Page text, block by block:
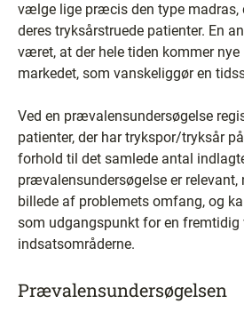
vælge lige præcis den type madras,
deres tryksårstruede patienter. En
været, at der hele tiden kommer nye
markedet, som vanskeliggør en
Ved en prævalensundersøgelse
patienter, der har trykspor/tryksår
forhold til det samlede antal
prævalensundersøgelse er relevant,
billede af problemets omfang, og
som udgangspunkt for en fremtidig
indsatsområderne.
Prævalensundersøgelsen